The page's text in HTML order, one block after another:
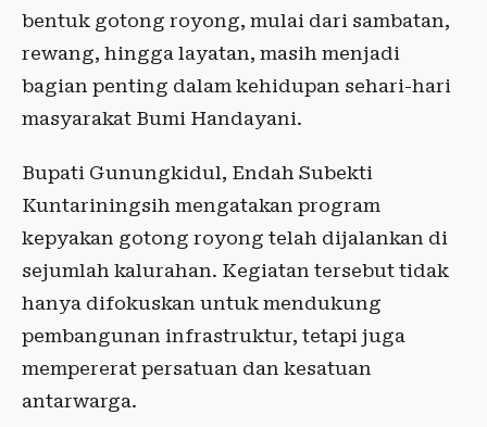
bentuk gotong royong, mulai dari sambatan,
rewang, hingga layatan, masih menjadi
bagian penting dalam kehidupan sehari-hari
masyarakat Bumi Handayani.
Bupati Gunungkidul, Endah Subekti
Kuntariningsih mengatakan program
kepyakan gotong royong telah dijalankan di
sejumlah kalurahan. Kegiatan tersebut tidak
hanya difokuskan untuk mendukung
pembangunan infrastruktur, tetapi juga
mempererat persatuan dan kesatuan
antarwarga.